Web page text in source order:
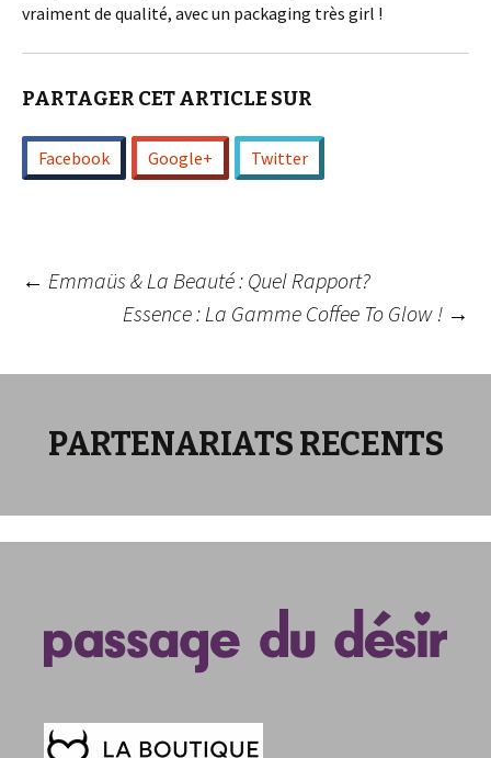
vraiment de qualité, avec un packaging très girl !
PARTAGER CET ARTICLE SUR
Facebook Google+ Twitter
Navigation
des
articles
← Emmaüs & La Beauté : Quel Rapport?
Essence : La Gamme Coffee To Glow ! →
PARTENARIATS RECENTS